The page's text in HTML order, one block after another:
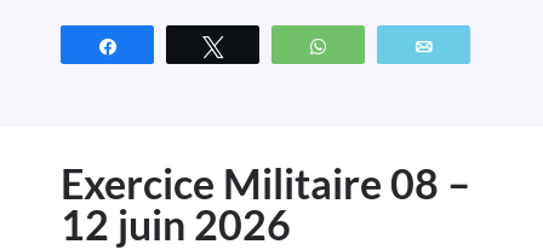
WhatsApp
Exercice Militaire 08 –
12 juin 2026